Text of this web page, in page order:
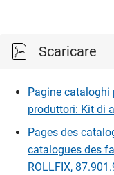
Scaricare
Pagine cataloghi
produttori: Kit di
Pages des
catalogues des
ROLLFIX,